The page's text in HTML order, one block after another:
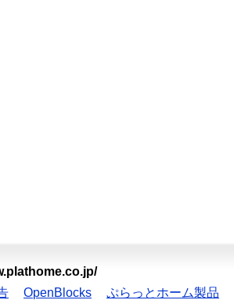
OpenBlocks ぷらっとホーム製品